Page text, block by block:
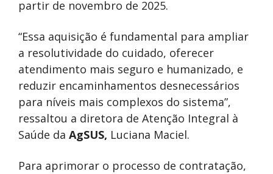
partir de novembro de 2025.
“Essa aquisição é fundamental para ampliar
a resolutividade do cuidado, oferecer
atendimento mais seguro e humanizado, e
reduzir encaminhamentos desnecessários
para níveis mais complexos do sistema”,
ressaltou a diretora de Atenção Integral à
Saúde da AgSUS, Luciana Maciel.
Para aprimorar o processo de contratação,